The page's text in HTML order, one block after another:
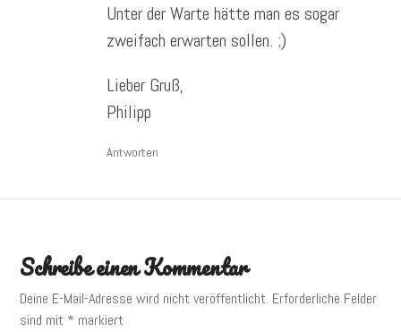
Unter der Warte hätte man es sogar
zweifach erwarten sollen. ;)
Lieber Gruß,
Philipp
Antworten
Schreibe einen Kommentar
Deine E-Mail-Adresse wird nicht veröffentlicht. Erforderliche Felder
sind mit * markiert